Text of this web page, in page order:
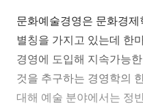
문화예술경영은 문화경
별칭을 가지고 있는데 한
경영에 도입해 지속가능
것을 추구하는 경영학의
대해 예술 분야에서는 정